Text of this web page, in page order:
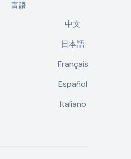
言語
中文
日本語
Français
Español
Italiano